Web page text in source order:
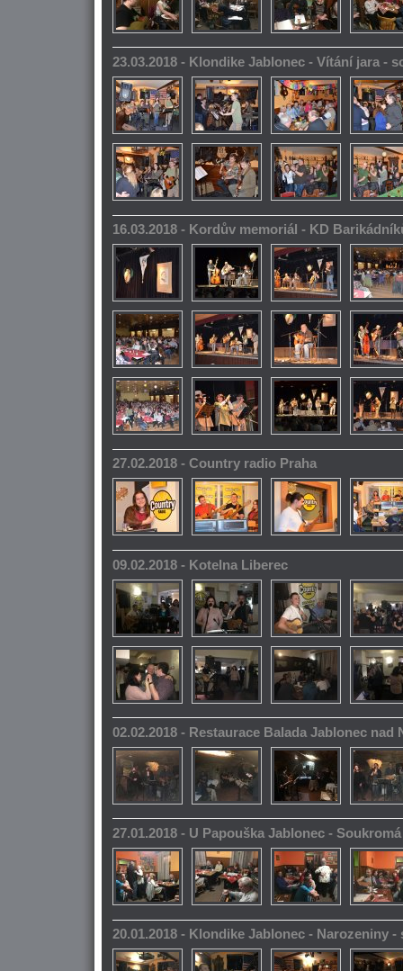
23.03.2018 - Klondike Jablonec - Vítání jara -
16.03.2018 - Kordův memoriál - KD
27.02.2018 - Country radio Praha
09.02.2018 - Kotelna Liberec
02.02.2018 - Restaurace Balada Jablonec nad
27.01.2018 - U Papouška Jablonec -
20.01.2018 - Klondike Jablonec - Narozeniny -